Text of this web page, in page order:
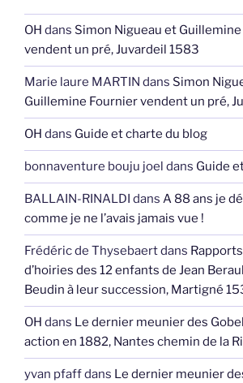
OH dans Simon Nigueau et
vendent un pré, Juvardeil 1583
Marie laure MARTIN dans Simon
Guillemine Fournier vendent un pré,
OH dans Guide et charte du blog
bonnaventure bouju joel dans Guide
BALLAIN-RINALDI dans A 88 ans je
comme je ne l’avais jamais vue !
Frédéric de Thysebaertdans
d’hoiries des 12 enfants de Jean
Beudin à leur succession, Martigné
OH dans Le dernier meunier des
action en 1882, Nantes chemin de la
yvan pfaffdans Le dernier meunier